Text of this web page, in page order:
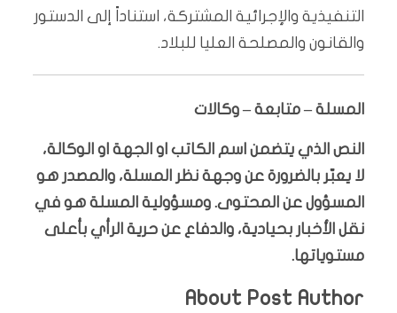
التنفيذية والإجرائية المشتركة، استناداً إلى الدستور
والقانون والمصلحة العليا للبلاد.
المسلة – متابعة – وكالات
النص الذي يتضمن اسم الكاتب او الجهة او الوكالة،
لا يعبّر بالضرورة عن وجهة نظر المسلة، والمصدر هو
المسؤول عن المحتوى. ومسؤولية المسلة هو في
نقل الأخبار بحيادية، والدفاع عن حرية الرأي بأعلى
مستوياتها.
About Post Author